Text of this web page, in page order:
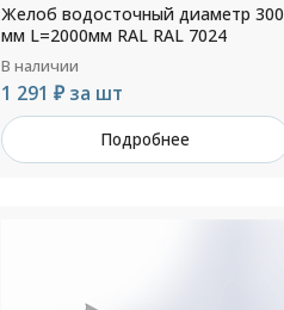
Желоб водосточный диаметр 300
мм L=2000мм RAL RAL 7024
В наличии
1 291 ₽ за шт
Подробнее